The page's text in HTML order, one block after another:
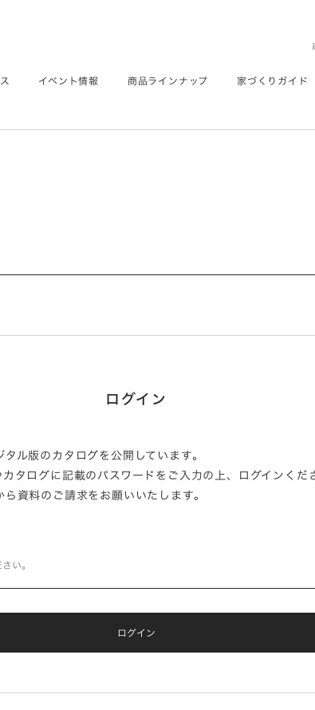
イベント情報 商品ラインナップ 家づくりガイド
ログイン
ル版のカタログを公開しています。
タログに記載のパスワードをご入力の上、ログインくだ
資料のご請求をお願いいたします。